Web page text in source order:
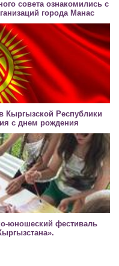
совета ознакомились с
города Манас
Кыргызской Республики
с днем рождения
юношеский фестиваль